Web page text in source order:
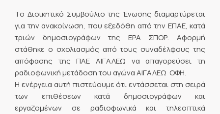
Το Διοικητικό Συμβούλιο της Ένωσης διαμαρτύρεται
για την ανακοίνωση, που εξεδόθη από την ΕΠΑΕ, κατά
τριών δημοσιογράφων της ΕΡΑ ΣΠΟΡ. Αφορμή
στάθηκε ο σχολιασμός από τους συναδέλφους της
απόφασης της ΠΑΕ ΑΙΓΑΛΕΩ να απαγορεύσει τη
ραδιοφωνική μετάδοση του αγώνα ΑΙΓΑΛΕΩ  ΟΦΗ.
Η ενέργεια αυτή πιστεύουμε ότι εντάσσεται στη σειρά
των επιθέσεων κατά δημοσιογράφων και
εργαζομένων σε ραδιοφωνικά και τηλεοπτικά